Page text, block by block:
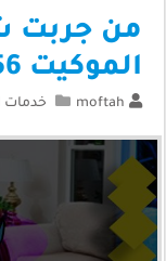
من جربت
الموكيت 920008956
moftah خدمات